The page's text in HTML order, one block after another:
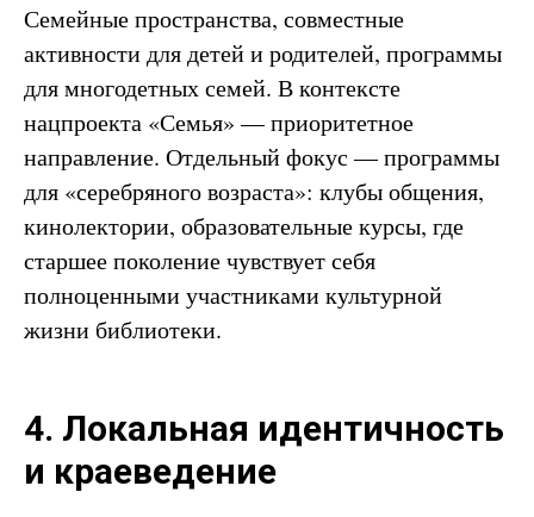
Семейные пространства, совместные
активности для детей и родителей, программы
для многодетных семей. В контексте
нацпроекта «Семья» — приоритетное
направление. Отдельный фокус — программы
для «серебряного возраста»: клубы общения,
кинолектории, образовательные курсы, где
старшее поколение чувствует себя
полноценными участниками культурной
жизни библиотеки.
4. Локальная идентичность
и краеведение